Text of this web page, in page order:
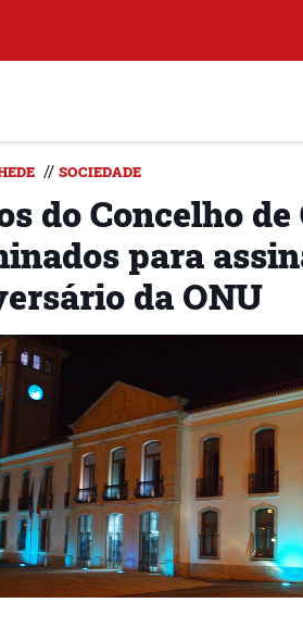
// SOCIEDADE
do Concelho
para
da ONU